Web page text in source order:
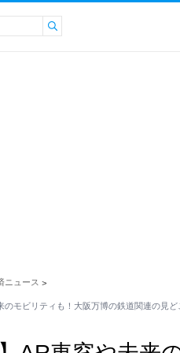
ニュース >
のモビリティも！大阪万博の鉄道関連の見